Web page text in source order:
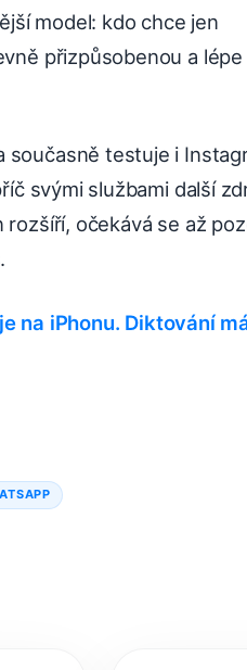
model: kdo chce jen
přizpůsobenou a lépe
současně testuje i
svými službami další
očekává se až
na iPhonu. Diktování